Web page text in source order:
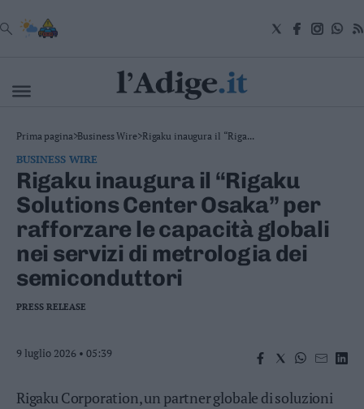
VAI
Cronaca
Attualità
Economia
Cultura
e
Salute
e
Benessere
Montagna
Tecnologia
Video
Wire
Prima pagina>Business Wire>Rigaku inaugura il “Riga...
BUSINESS WIRE
Rigaku inaugura il “Rigaku
Solutions Center Osaka” per
rafforzare le capacità globali
nei servizi di metrologia dei
semiconduttori
PRESS RELEASE
9 luglio 2026 • 05:39
Rigaku Corporation, un partner globale di soluzioni